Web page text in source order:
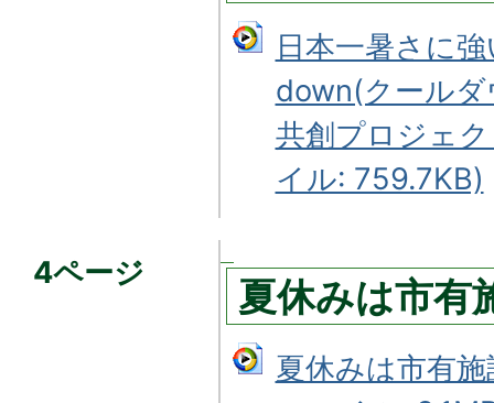
日本一暑さに
down(クール
共創プロジェ
イル: 759.7KB)
4ページ
夏休みは市有
夏休みは市有